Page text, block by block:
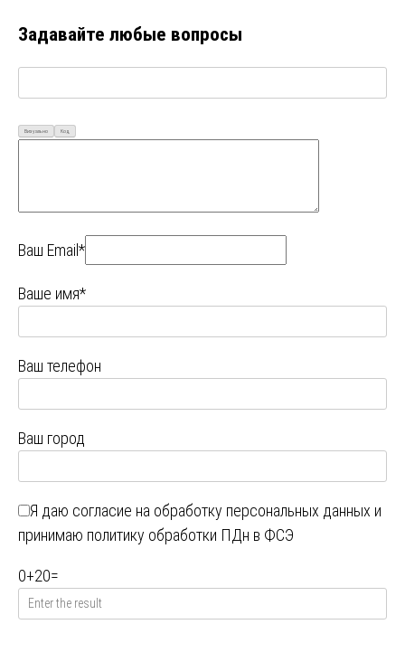
Задавайте любые вопросы
Визуально Код
Ваш Email*
Ваше имя*
Ваш телефон
Ваш город
Я даю согласие на обработку персональных данных и
принимаю политику обработки ПДн в ФСЭ
0+20=